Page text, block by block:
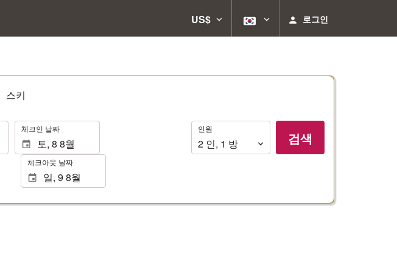
US$ 로그인
스키
. 체크인 날짜
체크아웃 날짜
인
원
인원
2 인, 1 방 검색